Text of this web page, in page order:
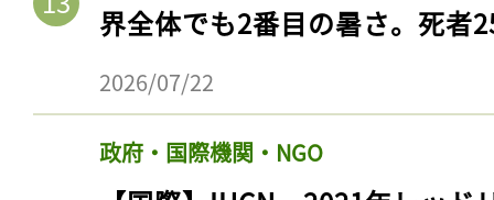
2016/11/16
政府・国際機関・NGO
【ヨーロッパ】6月熱波、観測
界全体でも2番目の暑さ。死者